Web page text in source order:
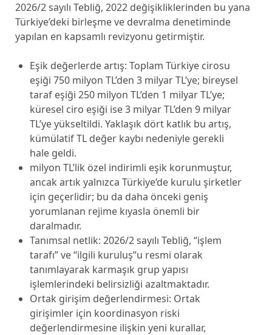
2026/2 sayılı Tebliğ, 2022 değişikliklerinden bu yana
Türkiye’deki birleşme ve devralma denetiminde
yapılan en kapsamlı revizyonu getirmiştir.
Eşik değerlerde artış: Toplam Türkiye cirosu
eşiği 750 milyon TL’den 3 milyar TL’ye; bireysel
taraf eşiği 250 milyon TL’den 1 milyar TL’ye;
küresel ciro eşiği ise 3 milyar TL’den 9 milyar
TL’ye yükseltildi. Yaklaşık dört katlık bu artış,
kümülatif TL değer kaybı nedeniyle gerekli
hale geldi.
milyon TL’lik özel indirimli eşik korunmuştur,
ancak artık yalnızca Türkiye’de kurulu şirketler
için geçerlidir; bu da daha önceki geniş
yorumlanan rejime kıyasla önemli bir
daralmadır.
Tanımsal netlik: 2026/2 sayılı Tebliğ, “işlem
tarafı” ve “ilgili kuruluş”u resmi olarak
tanımlayarak karmaşık grup yapısı
işlemlerindeki belirsizliği azaltmaktadır.
Ortak girişim değerlendirmesi: Ortak
girişimler için koordinasyon riski
değerlendirmesine ilişkin yeni kurallar,